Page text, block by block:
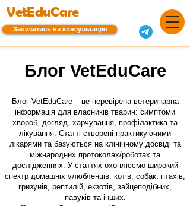
VetEduCare
Записатись на консультацію
Блог VetEduCare
Блог VetEduCare – це перевірена ветеринарна
інформація для власників тварин: симптоми
хвороб, догляд, харчування, профілактика та
лікування. Статті створені практикуючими
лікарями та базуються на клінічному досвіді та
міжнародних протоколах/роботах та
дослідженнях. У статтях охоплюємо широкий
спектр домашніх улюбленців: котів, собак, птахів,
гризунів, рептилій, екзотів, зайцеподібних,
павуків та інших.